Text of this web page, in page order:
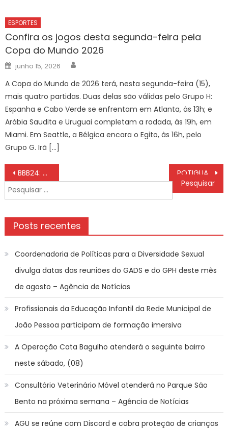
ESPORTES
Confira os jogos desta segunda-feira pela
Copa do Mundo 2026
Posted
on
junho 15, 2026
A Copa do Mundo de 2026 terá, nesta segunda-feira (15),
mais quatro partidas. Duas delas são válidas pelo Grupo H:
Espanha e Cabo Verde se enfrentam em Atlanta, às 13h; e
Arábia Saudita e Uruguai completam a rodada, às 19h, em
Miami. Em Seattle, a Bélgica encara o Egito, às 16h, pelo
Grupo G. Irã […]
Navegação
de
Post
BBB24: Raquele demonstra gesto de coragem ao se despedir de Davi no BBB24
Pesquisar
por:
Posts recentes
Coordenadoria de Políticas para a Diversidade Sexual
divulga datas das reuniões do GADS e do GPH deste mês
de agosto – Agência de Notícias
Profissionais da Educação Infantil da Rede Municipal de
João Pessoa participam de formação imersiva
A Operação Cata Bagulho atenderá o seguinte bairro
neste sábado, (08)
Consultório Veterinário Móvel atenderá no Parque São
Bento na próxima semana – Agência de Notícias
AGU se reúne com Discord e cobra proteção de crianças